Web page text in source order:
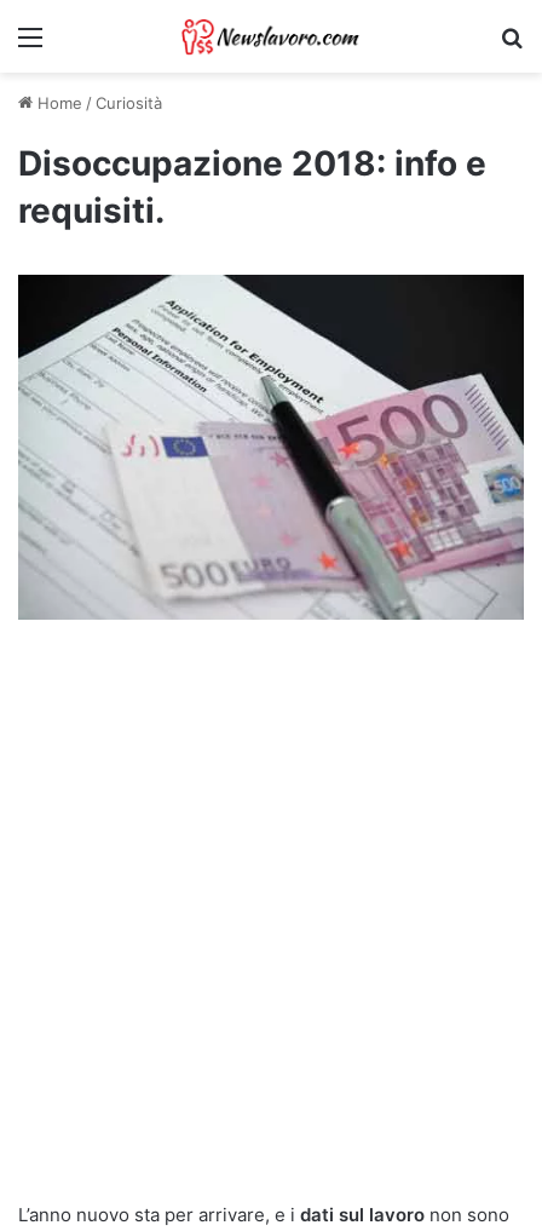
Menu
Home /Curiosità
Disoccupazione 2018: info e
requisiti.
L’anno nuovo sta per arrivare, e i dati sul lavoro non sono